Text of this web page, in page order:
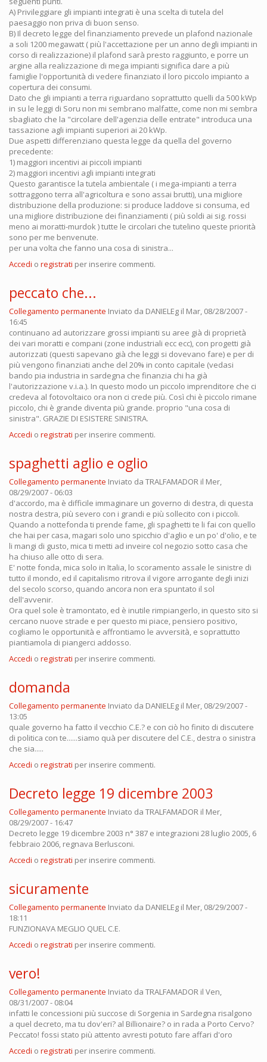
A) Privileggiare gli impianti integrati è una scelta di tutela del
paesaggio non priva di buon senso.
B) Il decreto legge del finanziamento prevede un plafond nazionale
a soli 1200 megawatt ( più l'accettazione per un anno degli impianti in
corso di realizzazione) il plafond sarà presto raggiunto, e porre un
argine alla realizzazione di mega impianti significa dare a più
famiglie l'opportunità di vedere finanziato il loro piccolo impianto a
copertura dei consumi.
Dato che gli impianti a terra riguardano soprattutto quelli da 500 kWp
in su le leggi di Soru non mi sembrano malfatte, come non mi sembra
sbagliato che la "circolare dell'agenzia delle entrate" introduca una
tassazione agli impianti superiori ai 20 kWp.
Due aspetti differenziano questa legge da quella del governo
precedente:
1) maggiori incentivi ai piccoli impianti
2) maggiori incentivi agli impianti integrati
Questo garantisce la tutela ambientale ( i mega-impianti a terra
sottraggono terra all'agricoltura e sono assai brutti), una migliore
distribuzione della produzione: si produce laddove si consuma, ed
una migliore distribuzione dei finanziamenti ( più soldi ai sig. rossi
meno ai moratti-murdok ) tutte le circolari che tutelino queste priorità
sono per me benvenute.
per una volta che fanno una cosa di sinistra...
Accedi o registrati per inserire commenti.
peccato che...
Collegamento permanente Inviato da DANIELEg il Mar, 08/28/2007 -
16:45
continuano ad autorizzare grossi impianti su aree già di proprietà
dei vari moratti e compani (zone industriali ecc ecc), con progetti già
autorizzati (questi sapevano già che leggi si dovevano fare) e per di
più vengono finanziati anche del 20% in conto capitale (vedasi
bando pia industria in sardegna che finanzia chi ha già
l'autorizzazione v.i.a.). In questo modo un piccolo imprenditore che ci
credeva al fotovoltaico ora non ci crede più. Così chi è piccolo rimane
piccolo, chi è grande diventa più grande. proprio "una cosa di
sinistra". GRAZIE DI ESISTERE SINISTRA.
Accedi o registrati per inserire commenti.
spaghetti aglio e oglio
Collegamento permanente Inviato da TRALFAMADOR il Mer,
08/29/2007 - 06:03
d'accordo, ma è difficile immaginare un governo di destra, di questa
nostra destra, più severo con i grandi e più sollecito con i piccoli.
Quando a nottefonda ti prende fame, gli spaghetti te li fai con quello
che hai per casa, magari solo uno spicchio d'aglio e un po' d'olio, e te
li mangi di gusto, mica ti metti ad inveire col negozio sotto casa che
ha chiuso alle otto di sera.
E' notte fonda, mica solo in Italia, lo scoramento assale le sinistre di
tutto il mondo, ed il capitalismo ritrova il vigore arrogante degli inizi
del secolo scorso, quando ancora non era spuntato il sol
dell'avvenir.
Ora quel sole è tramontato, ed è inutile rimpiangerlo, in questo sito si
cercano nuove strade e per questo mi piace, pensiero positivo,
cogliamo le opportunità e affrontiamo le avversità, e soprattutto
piantiamola di piangerci addosso.
Accedi o registrati per inserire commenti.
domanda
Collegamento permanente Inviato da DANIELEg il Mer, 08/29/2007 -
13:05
quale governo ha fatto il vecchio C.E.? e con ciò ho finito di discutere
di politica con te......siamo quà per discutere del C.E., destra o sinistra
che sia.....
Accedi o registrati per inserire commenti.
Decreto legge 19 dicembre 2003
Collegamento permanente Inviato da TRALFAMADOR il Mer,
08/29/2007 - 16:47
Decreto legge 19 dicembre 2003 n° 387 e integrazioni 28 luglio 2005, 6
febbraio 2006, regnava Berlusconi.
Accedi o registrati per inserire commenti.
sicuramente
Collegamento permanente Inviato da DANIELEg il Mer, 08/29/2007 -
18:11
FUNZIONAVA MEGLIO QUEL C.E.
Accedi o registrati per inserire commenti.
vero!
Collegamento permanente Inviato da TRALFAMADOR il Ven,
08/31/2007 - 08:04
infatti le concessioni più succose di Sorgenia in Sardegna risalgono
a quel decreto, ma tu dov'eri? al Billionaire? o in rada a Porto Cervo?
Peccato! fossi stato più attento avresti potuto fare affari d'oro
Accedi o registrati per inserire commenti.